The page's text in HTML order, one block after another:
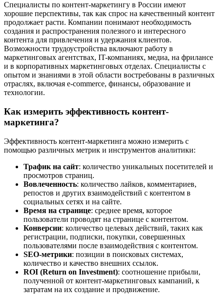
Специалисты по контент-маркетингу в России имеют
хорошие перспективы, так как спрос на качественный контент
продолжает расти. Компании понимают необходимость
создания и распространения полезного и интересного
контента для привлечения и удержания клиентов.
Возможности трудоустройства включают работу в
маркетинговых агентствах, IT-компаниях, медиа, на фрилансе
и в корпоративных маркетинговых отделах. Специалисты с
опытом и знаниями в этой области востребованы в различных
отраслях, включая e-commerce, финансы, образование и
технологии.
Как измерить эффективность контент-
маркетинга?
Эффективность контент-маркетинга можно измерить с
помощью различных метрик и инструментов аналитики:
Трафик на сайт: количество уникальных посетителей и
просмотров страниц.
Вовлеченность: количество лайков, комментариев,
репостов и других взаимодействий с контентом в
социальных сетях и на сайте.
Время на странице: среднее время, которое
пользователи проводят на странице с контентом.
Конверсии: количество целевых действий, таких как
регистрации, подписки, покупки, совершенных
пользователями после взаимодействия с контентом.
SEO-метрики: позиции в поисковых системах,
количество и качество внешних ссылок.
ROI (Return on Investment): соотношение прибыли,
полученной от контент-маркетинговых кампаний, к
затратам на их создание и продвижение.